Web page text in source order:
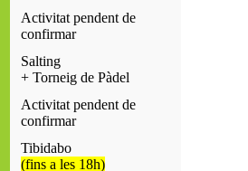
Activitat pendent de
confirmar
Salting
+ Torneig de Pàdel
Activitat pendent de
confirmar
Tibidabo
(fins a les 18h)